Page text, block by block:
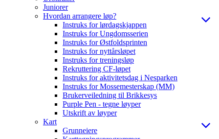
Juniorer
Hvordan arrangere løp?
Instruks for lørdagskjappen
Instruks for Ungdomsserien
Instruks for Østfoldsprinten
Instruks for nyttårsløpet
Instruks for treningsløp
Rekruttering CF-løpet
Instruks for aktivitetsdag i Nesparken
Instruks for Mossemesterskap (MM)
Brukerveiledning til Brikkesys
Purple Pen - tegne løyper
Utskrift av løyper
Kart
Grunneiere